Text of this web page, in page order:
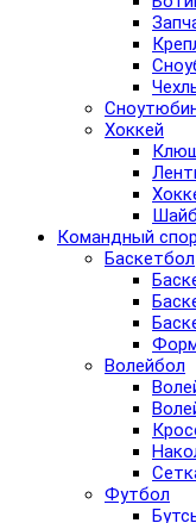
Хоккей
Командный
Баскетбол
Волейбол
Футбол